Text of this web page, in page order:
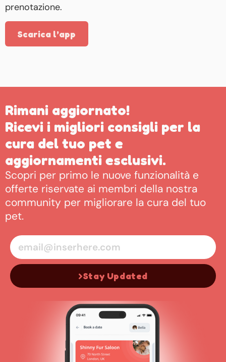
prenotazione.
Scarica l’app
Rimani aggiornato!
Ricevi i migliori consigli per la
cura del tuo pet e
aggiornamenti esclusivi.
Scopri per primo le nuove funzionalità e
offerte riservate ai membri della nostra
community per migliorare la cura del tuo
pet.
Stay Updated